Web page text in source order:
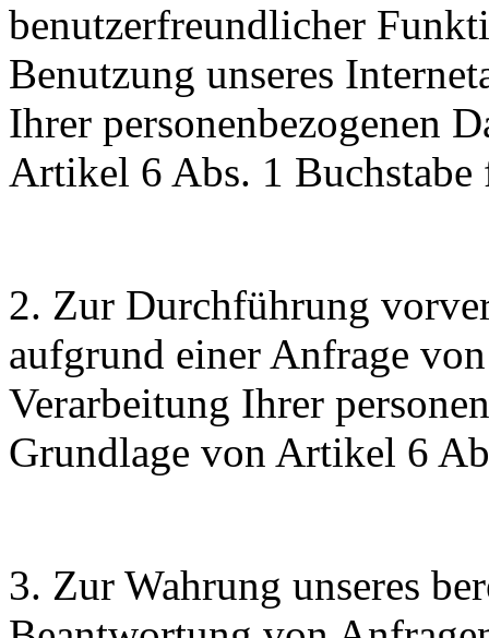
benutzerfreundlicher
Benutzung unseres
Ihrer personenbezogenen
Artikel 6 Abs. 1
2. Zur Durchführung
aufgrund einer Anfrage
Verarbeitung Ihrer
Grundlage von Artikel 6
3. Zur Wahrung unseres